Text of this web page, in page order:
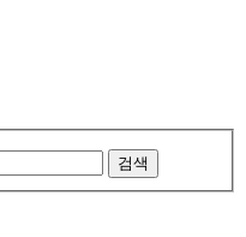
검색